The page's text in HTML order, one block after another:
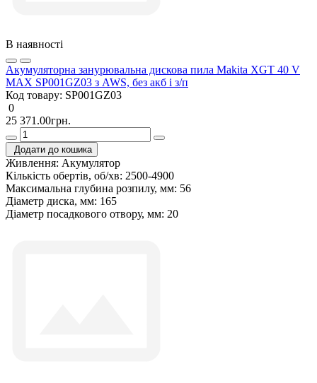
В наявності
Акумуляторна занурювальна дискова пила Makita XGT 40 V
MAX SP001GZ03 з AWS, без акб і з/п
Код товару: SP001GZ03
0
25 371.00грн.
Додати до кошика
Живлення: Акумулятор
Кількість обертів, об/хв: 2500-4900
Максимальна глубина розпилу, мм: 56
Діаметр диска, мм: 165
Діаметр посадкового отвору, мм: 20